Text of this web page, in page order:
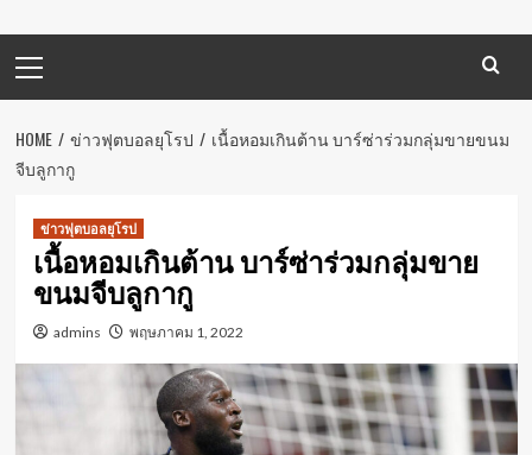
Menu
HOME ข่าวฟุตบอลยุโรป
เนื้อหอมเกินต้าน บาร์ซ่าร่วมกลุ่มขายขนม
จีบลูกากู
ข่าวฟุตบอลยุโรป
เนื้อหอมเกินต้าน บาร์ซ่าร่วมกลุ่มขาย
ขนมจีบลูกากู
admins พฤษภาคม 1, 2022